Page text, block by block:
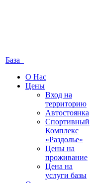
База
О Нас
Цены
Вход на
территорию
Автостоянка
Спортивный
Комплекс
«Раздолье»
Цены на
проживание
Цена на
услуги базы